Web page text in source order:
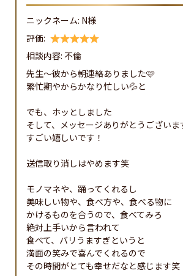
ニックネーム: N様
評価:
相談内容: 不倫
先生〜彼から朝連絡ありました🩷
繁忙期やからかなり忙しい💦と
でも、ホッとしました
そして、メッセージありがとうございま
すごい嬉しいです！
送信取り消しはやめます笑
モノマネや、踊ってくれるし
美味しい物や、食べ方や、食べる物に
かけるものを合うので、食べてみろ
絶対上手いから言われて
食べて、バリうますぎというと
満面の笑みで喜んでくれるので
その時間がとても幸せだなと感じます笑